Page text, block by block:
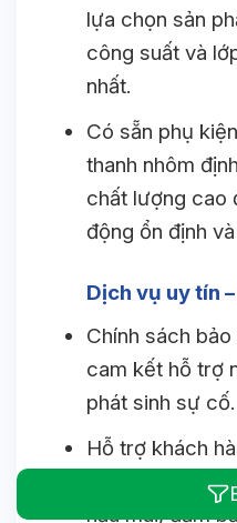
lựa chọn sản
công suất và
nhất.
Có sẵn phụ
thanh nhôm
chất lượng cao
động ổn định
Dịch vụ uy tín
Chính sách
cam kết hỗ trợ
phát sinh sự cố.
Hỗ trợ khách
chọn sản
hậu mãi, đảm